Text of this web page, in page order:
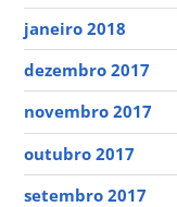
janeiro 2018
dezembro 2017
novembro 2017
outubro 2017
setembro 2017